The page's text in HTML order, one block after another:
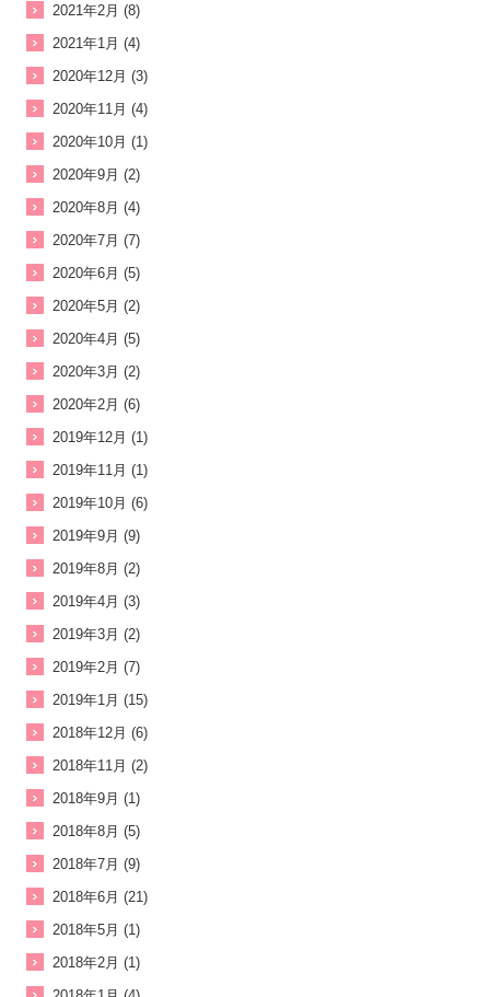
2021年2月 (8)
2021年1月 (4)
2020年12月 (3)
2020年11月 (4)
2020年10月 (1)
2020年9月 (2)
2020年8月 (4)
2020年7月 (7)
2020年6月 (5)
2020年5月 (2)
2020年4月 (5)
2020年3月 (2)
2020年2月 (6)
2019年12月 (1)
2019年11月 (1)
2019年10月 (6)
2019年9月 (9)
2019年8月 (2)
2019年4月 (3)
2019年3月 (2)
2019年2月 (7)
2019年1月 (15)
2018年12月 (6)
2018年11月 (2)
2018年9月 (1)
2018年8月 (5)
2018年7月 (9)
2018年6月 (21)
2018年5月 (1)
2018年2月 (1)